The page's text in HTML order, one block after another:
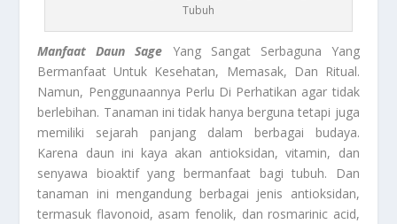
Tubuh
Manfaat Daun Sage Yang Sangat Serbaguna Yang
Bermanfaat Untuk Kesehatan, Memasak, Dan Ritual.
Namun, Penggunaannya Perlu Di Perhatikan agar tidak
berlebihan. Tanaman ini tidak hanya berguna tetapi juga
memiliki sejarah panjang dalam berbagai budaya.
Karena daun ini kaya akan antioksidan, vitamin, dan
senyawa bioaktif yang bermanfaat bagi tubuh. Dan
tanaman ini mengandung berbagai jenis antioksidan,
termasuk flavonoid, asam fenolik, dan rosmarinic acid,